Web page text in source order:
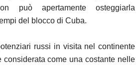
può apertamente osteggiarla
del blocco di Cuba.
russi in visita nel continente
considerata come una costante nelle